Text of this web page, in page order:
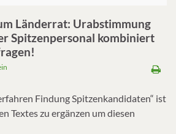
Länderrat: Urabstimmung
Spitzenpersonal kombiniert
Findung Spitzenkandidaten“ ist
Textes zu ergänzen um diesen